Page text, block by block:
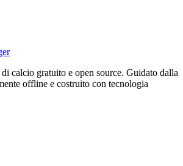
calcio gratuito e open source. Guidato dalla
offline e costruito con tecnologia